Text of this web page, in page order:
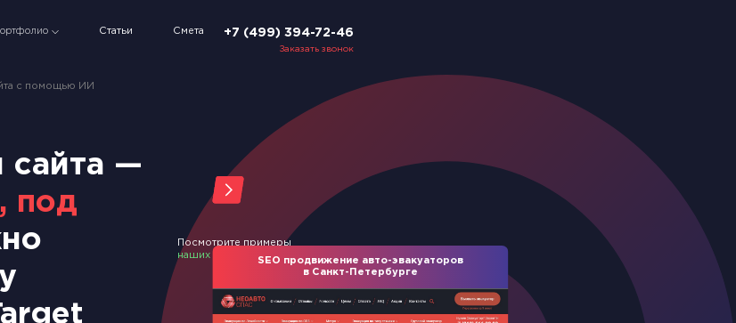
Статьи Смета +7 (499) 394-72-46
Заказать звонок
с помощью ИИ
сайта —
под
Посмотрите примеры
наших работ
SEO продвижение авто-эвакуаторов
в Санкт-Петербурге